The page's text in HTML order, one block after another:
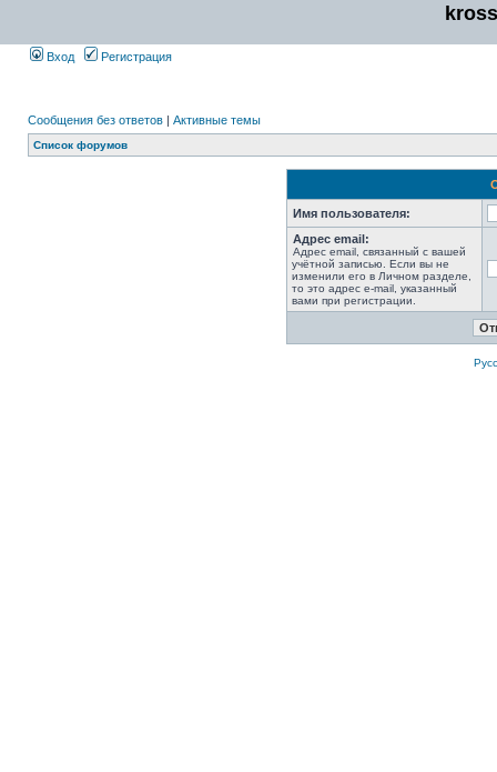
Вход Регистрация
Сообщения без ответов | Активные темы
Список форумов
Имя пользователя:
Адрес email:
Адрес email, связанный с вашей
учётной записью. Если вы не
изменили его в Личном разделе,
то это адрес e-mail, указанный
вами при регистрации.